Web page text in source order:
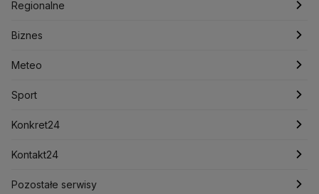
Kryptowaluty
Lotnisko Chopina
Mariusz Błaszczak
Mark Zuckerberg
Ministerstwo Aktywów Państwowych
Ministerstwo Infrastruktury
Polska
Biznes
Meteo
Sport
Zdrowie
Technologia
Filmy dokumentalne
Podcasty
Artykuły
Newslettery
Oglądaj Fakty
Fakty po Faktach
Fakty o Świecie
Ludzie Faktów
Regionalne
Warszawa
Łódź
Katowice
Kraków
Poznań
Trójmiasto
Biznes
Najnowsze
Notowania
Pieniądze
Nieruchomości
Rynki
Meteo
Pogoda godzinowa
Pogoda długoterminowa
Pogoda na jutro
Pogoda na weekend
Sport
Piłka Nożna
Tenis
Kolarstwo
Konkret24
Najnowsze
Polska
Kontakt24
Najnowsze
Pozostałe serwisy